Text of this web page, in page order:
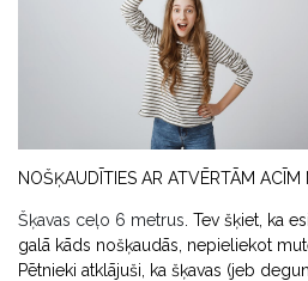
NOŠĶAUDĪTIES AR ATVĒRTĀM ACĪM
Šķavas ceļo 6 metrus . Tev šķiet, ka
galā kāds nošķaudās, nepieliekot
Pētnieki atklājuši, ka šķavas (jeb